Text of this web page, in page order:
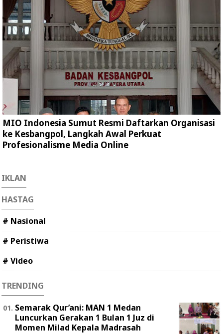
MIO Indonesia Sumut Resmi Daftarkan Organisasi
ke Kesbangpol, Langkah Awal Perkuat
Profesionalisme Media Online
IKLAN
HASTAG
# Nasional
# Peristiwa
# Video
TRENDING
Semarak Qur’ani: MAN 1 Medan
Luncurkan Gerakan 1 Bulan 1 Juz di
Momen Milad Kepala Madrasah